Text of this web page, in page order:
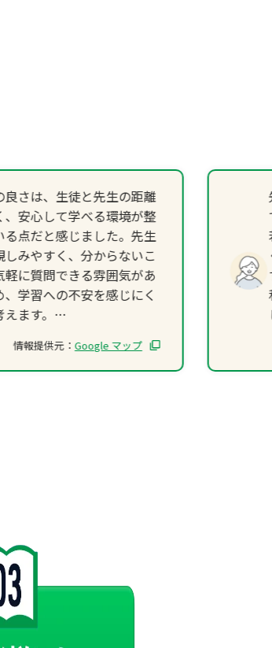
良さは、生徒と先生の距離
、安心して学べる環境が整
る点だと感じました。先生
しみやすく、分からないこ
軽に質問できる雰囲気があ
、学習への不安を感じにく
ます。
集中して取り組めるような
行われており、メリハリの
いる点が、森塾の大きな強
感じました。
情報提供元： Google マップ